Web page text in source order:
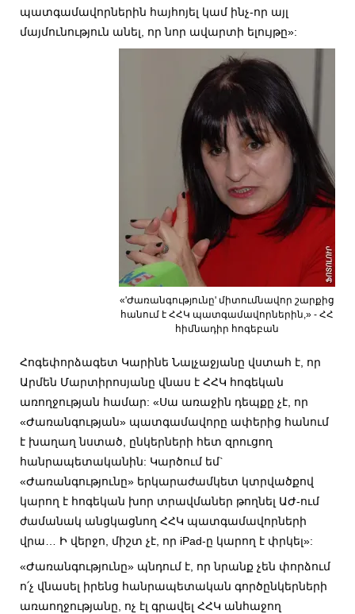
պատգամավորներին հայհոյել կամ ինչ-որ այլ
մայմունություն անել, որ նոր ավարտի ելույթը»:
«'Ժառանգությունը' միտումնավոր շարքից
հանում է ՀՀԿ պատգամավորներին,» - ՀՀ
հիմնադիր հոգեբան
Հոգեփորձագետ Կարինե Նալչաջյանը վստահ է, որ
Արմեն Մարտիրոսյանը վնաս է ՀՀԿ հոգեկան
առողջության համար: «Սա առաջին դեպքը չէ, որ
«Ժառանգության» պատգամավորը ափերից հանում
է խաղաղ նստած, ընկերների հետ զրուցող
հանրապետականին: Կարծում եմ`
«Ժառանգությունը» երկարաժամկետ կտրվածքով
կարող է հոգեկան խոր տրավմաներ թողնել ԱԺ-ում
ժամանակ անցկացնող ՀՀԿ պատգամավորների
վրա… Ի վերջո, միշտ չէ, որ iPad-ը կարող է փրկել»:
«Ժառանգությունը» պնդում է, որ նրանք չեն փորձում
ո՛չ վնասել իրենց հանրապետական գործընկերների
առաողջությանը, ոչ էլ գրավել ՀՀԿ անհաջող